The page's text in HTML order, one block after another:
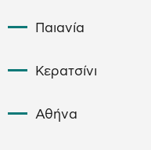
Παιανία
Κερατσίνι
Αθήνα